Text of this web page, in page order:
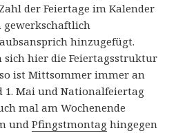
der Feiertage im Kalender
gewerkschaftlich
hinzugefügt.
hier die Feiertagsstruktur
ist Mittsommer immer an
1. Mai und Nationalfeiertag
mal am Wochenende
undPfingstmontag hingegen